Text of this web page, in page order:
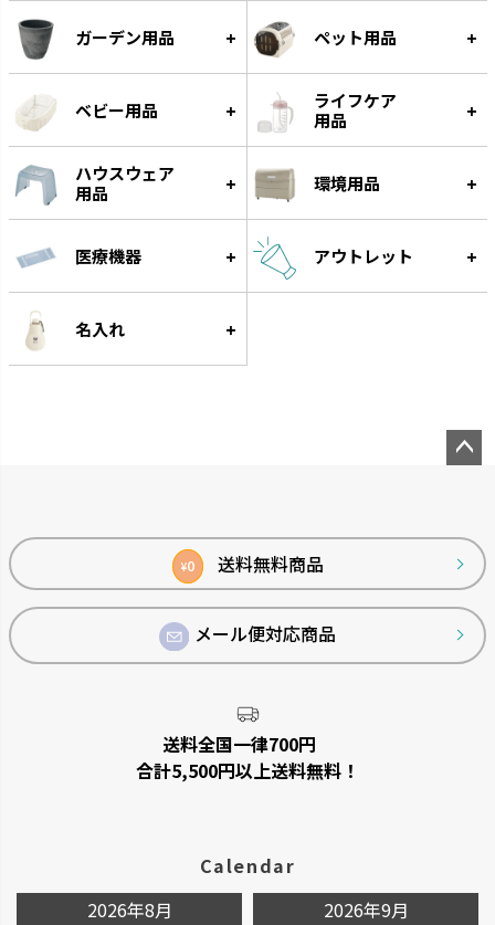
インテリアにマッチするデザイ
ンです。
つくりおき
シンプルトーン
シンプルで機能的です。
バスカHA
浴室の壁面パネルとコーディネー
ガーデン用品 ペット用品
ベビー用品
ライフケア
用品
ハウスウェア
用品
環境用品
医療機器 アウトレット
名入れ
¥0 送料無料商品
メール便対応商品
送料全国一律700円
合計5,500円以上送料無料！
Calendar
2026年8月
2026年9月
ップ
へ